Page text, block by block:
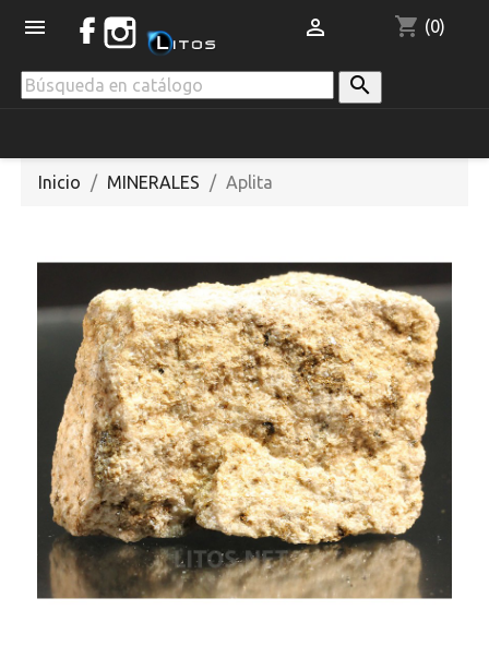
 shopping_cart (0)


Inicio MINERALES Aplita